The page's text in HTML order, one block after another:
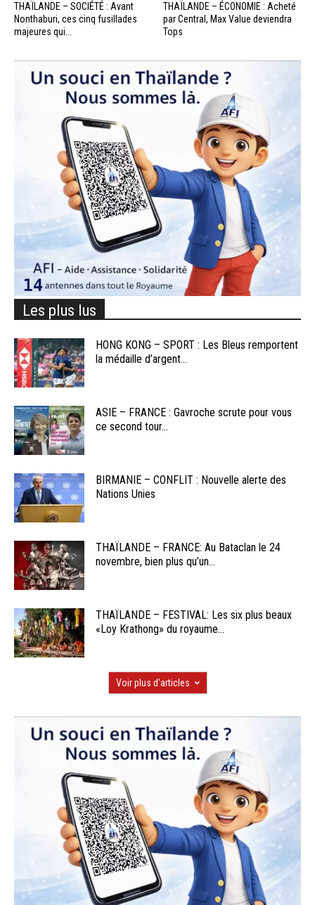
THAÏLANDE – SOCIÉTÉ : Avant
Nonthaburi, ces cinq fusillades
majeures qui...
THAÏLANDE – ÉCONOMIE : Acheté
par Central, Max Value deviendra
Tops
Les plus lus
HONG KONG – SPORT : Les Bleus remportent
la médaille d’argent...
ASIE – FRANCE : Gavroche scrute pour vous
ce second tour...
BIRMANIE – CONFLIT : Nouvelle alerte des
Nations Unies
THAÏLANDE – FRANCE: Au Bataclan le 24
novembre, bien plus qu’un...
THAÏLANDE – FESTIVAL: Les six plus beaux
«Loy Krathong» du royaume...
Voir plus d'articles